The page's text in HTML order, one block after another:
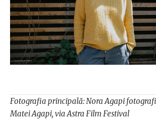
Fotografia principală: Nora Agapi
Matei Agapi, via Astra Film Festival